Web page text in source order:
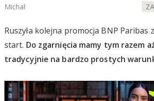
Michał
Ruszyła kolejna promocja BNP Paribas
start. Do zgarnięcia mamy tym razem aż
tradycyjnie na bardzo prostych